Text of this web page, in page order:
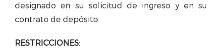
designado en su solicitud de ingreso y en su
contrato de depósito.
RESTRICCIONES: